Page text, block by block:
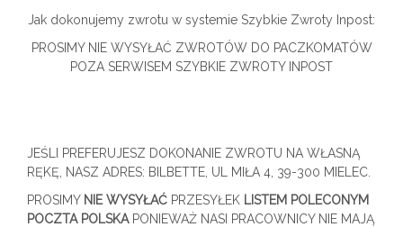
Jak dokonujemy zwrotu w systemie Szybkie Zwroty Inpost:
PROSIMY NIE WYSYŁAĆ ZWROTÓW DO PACZKOMATÓW
POZA SERWISEM SZYBKIE ZWROTY INPOST
JEŚLI PREFERUJESZ DOKONANIE ZWROTU NA WŁASNĄ
RĘKĘ, NASZ ADRES: BILBETTE, UL MIŁA 4, 39-300 MIELEC.
PROSIMY NIE WYSYŁAĆ PRZESYŁEK LISTEM POLECONYM
POCZTA POLSKAPONIEWAŻ NASI PRACOWNICY NIE MAJĄ